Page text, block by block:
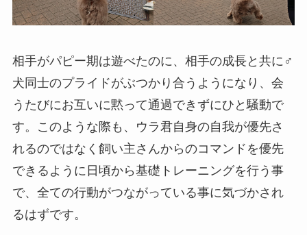
相手がパピー期は遊べたのに、相手の成長と共に♂
犬同士のプライドがぶつかり合うようになり、会
うたびにお互いに黙って通過できずにひと騒動で
す。このような際も、ウラ君自身の自我が優先さ
れるのではなく飼い主さんからのコマンドを優先
できるように日頃から基礎トレーニングを行う事
で、全ての行動がつながっている事に気づかされ
るはずです。